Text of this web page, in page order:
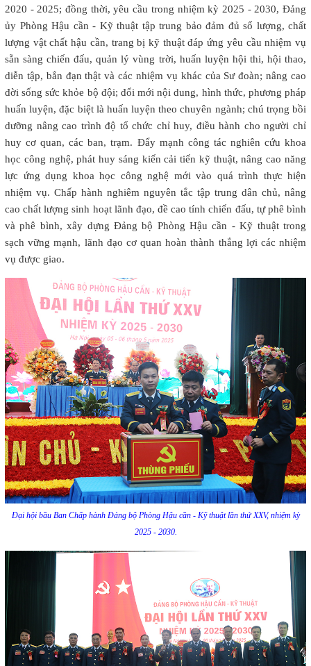
2020 - 2025; đồng thời, yêu cầu trong nhiệm kỳ 2025 - 2030, Đảng
ủy Phòng Hậu cần - Kỹ thuật tập trung bảo đảm đủ số lượng, chất
lượng vật chất hậu cần, trang bị kỹ thuật đáp ứng yêu cầu nhiệm vụ
sẵn sàng chiến đấu, quản lý vùng trời, huấn luyện hội thi, hội thao,
diễn tập, bắn đạn thật và các nhiệm vụ khác của Sư đoàn; nâng cao
đời sống sức khỏe bộ đội; đổi mới nội dung, hình thức, phương pháp
huấn luyện, đặc biệt là huấn luyện theo chuyên ngành; chú trọng bồi
dưỡng nâng cao trình độ tổ chức chỉ huy, điều hành cho người chỉ
huy cơ quan, các ban, trạm. Đẩy mạnh công tác nghiên cứu khoa
học công nghệ, phát huy sáng kiến cải tiến kỹ thuật, nâng cao năng
lực ứng dụng khoa học công nghệ mới vào quá trình thực hiện
nhiệm vụ. Chấp hành nghiêm nguyên tắc tập trung dân chủ, nâng
cao chất lượng sinh hoạt lãnh đạo, đề cao tính chiến đấu, tự phê bình
và phê bình, xây dựng Đảng bộ Phòng Hậu cần - Kỹ thuật trong
sạch vững mạnh, lãnh đạo cơ quan hoàn thành thắng lợi các nhiệm
vụ được giao.
Đại hội bầu Ban Chấp hành Đảng bộ Phòng Hậu cần - Kỹ thuật lần thứ XXV, nhiệm kỳ
2025 - 2030.